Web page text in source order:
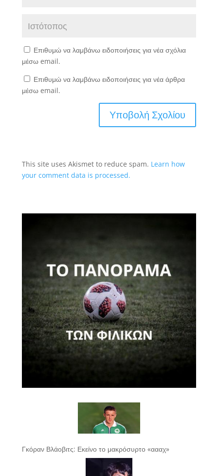
Επιθυμώ να λαμβάνω ειδοποιήσεις για νέα σχόλια
μέσω email.
Επιθυμώ να λαμβάνω ειδοποιήσεις για νέα άρθρα
μέσω email.
This site uses Akismet to reduce spam. Learn how
your comment data is processed.
Γκόραν Βλάοβιτς: Εκείνο το μακρόσυρτο «αααχ»